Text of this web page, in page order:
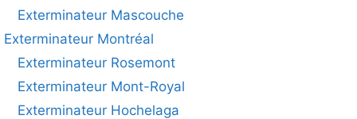
Exterminateur Mascouche
Exterminateur Montréal
Exterminateur Rosemont
Exterminateur Mont-Royal
Exterminateur Hochelaga